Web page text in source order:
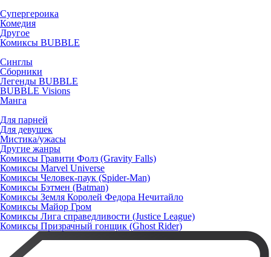
Супергероика
Комедия
Другое
Комиксы BUBBLE
Синглы
Сборники
Легенды BUBBLE
BUBBLE Visions
Манга
Для парней
Для девушек
Мистика/ужасы
Другие жанры
Комиксы Гравити Фолз (Gravity Falls)
Комиксы Marvel Universe
Комиксы Человек-паук (Spider-Man)
Комиксы Бэтмен (Batman)
Комиксы Земля Королей Федора Нечитайло
Комиксы Майор Гром
Комиксы Лига справедливости (Justice League)
Комиксы Призрачный гонщик (Ghost Rider)